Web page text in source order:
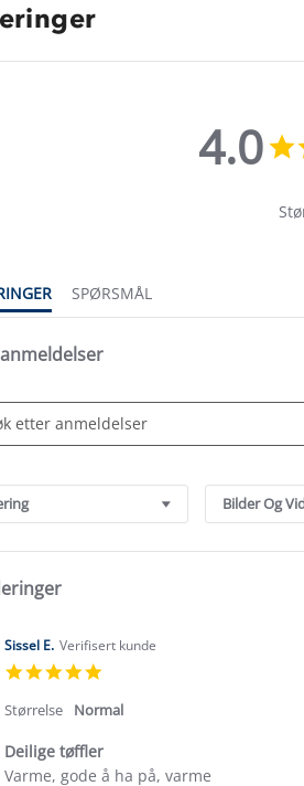
4.0
SPØRSMÅL
Bilder Og
Sissel E. Verifisert kunde
rating
Størrelse Normal
Deilige tøffler
Review
review
Varme, gode å ha på, varme